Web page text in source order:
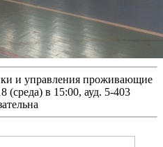
и управления проживающие
(среда) в 15:00, ауд. 5-403